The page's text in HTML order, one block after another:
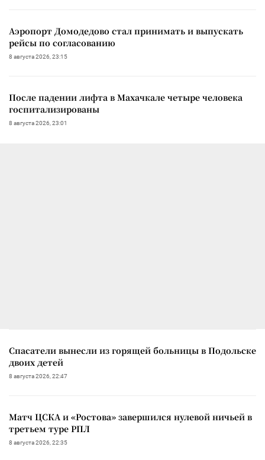
Аэропорт Домодедово стал принимать и выпускать
рейсы по согласованию
8 августа 2026, 23:15
После падении лифта в Махачкале четыре человека
госпитализированы
8 августа 2026, 23:01
Спасатели вынесли из горящей больницы в Подольске
двоих детей
8 августа 2026, 22:47
Матч ЦСКА и «Ростова» завершился нулевой ничьей в
третьем туре РПЛ
8 августа 2026, 22:35